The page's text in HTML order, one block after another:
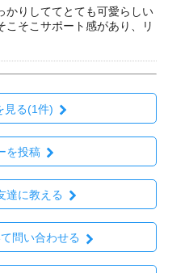
かりしててとても可愛らしい
こそこサポート感があり、リ
見る(1件)
を投稿
達に教える
問い合わせる